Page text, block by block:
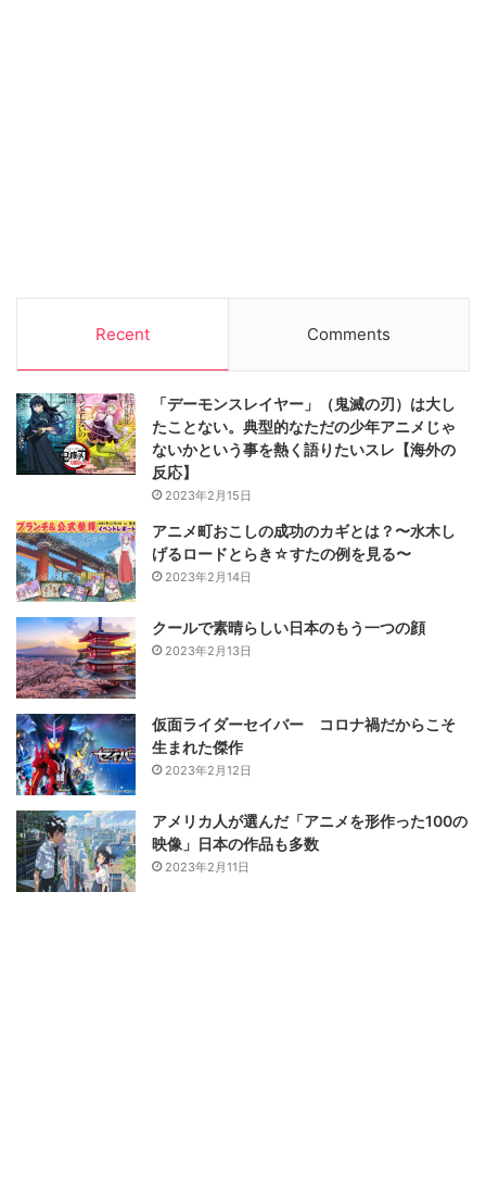
Recent Comments
「デーモンスレイヤー」（鬼滅の刃）は大し
たことない。典型的なただの少年アニメじゃ
ないかという事を熱く語りたいスレ【海外の
反応】
2023年2月15日
アニメ町おこしの成功のカギとは？〜水木し
げるロードとらき☆すたの例を見る〜
2023年2月14日
クールで素晴らしい日本のもう一つの顔
2023年2月13日
仮面ライダーセイバー コロナ禍だからこそ
生まれた傑作
2023年2月12日
アメリカ人が選んだ「アニメを形作った100の
映像」日本の作品も多数
2023年2月11日